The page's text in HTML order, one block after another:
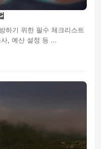
하기 위한 필수 체크리스트
, 예산 설정 등 ...